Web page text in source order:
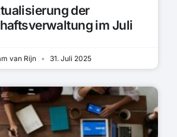
der
im Juli
van Rijn 31. Juli 2025